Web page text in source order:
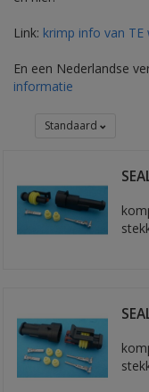
Link: krimp info van TE
En een Nederlandse
informatie
Standaard